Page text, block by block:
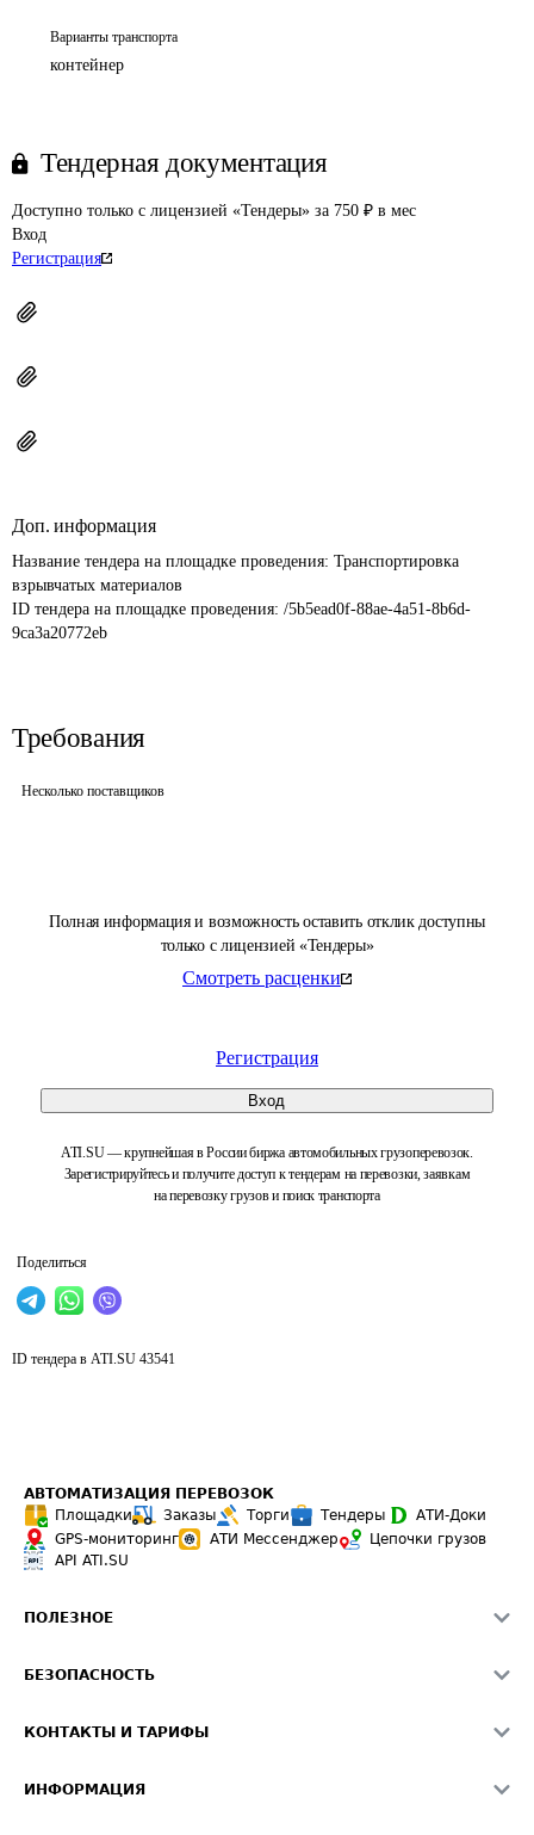
Полная информация и возможность оставить отклик доступны
только с лицензией «Тендеры»
Смотреть расценки
Регистрация
Вход
ATI.SU — крупнейшая в России биржа автомобильных грузоперевозок.
Зарегистрируйтесь и получите доступ к тендерам на перевозки, заявкам
на перевозку грузов и поиск транспорта
Поделиться
Варианты транспорта
контейнер
Тендерная документация
Доступно только с лицензией «Тендеры» за 750 ₽ в мес
Вход
Регистрация
Доп. информация
Название тендера на площадке проведения: Транспортировка
взрывчатых материалов
ID тендера на площадке проведения: /5b5ead0f-88ae-4a51-8b6d-
9ca3a20772eb
Требования
Несколько поставщиков
ID тендера в ATI.SU 43541
АВТОМАТИЗАЦИЯ ПЕРЕВОЗОК
Площадки
Заказы Торги Тендеры
АТИ-Доки
GPS-мониторинг
АТИ Мессенджер
Цепочки грузов
API ATI.SU
ПОЛЕЗНОЕ
Звезды ATI.SU на вашем сайте
Средние ставки
БЕЗОПАСНОСТЬ
Светофор+
КОНТАКТЫ И ТАРИФЫ
ИНФОРМАЦИЯ